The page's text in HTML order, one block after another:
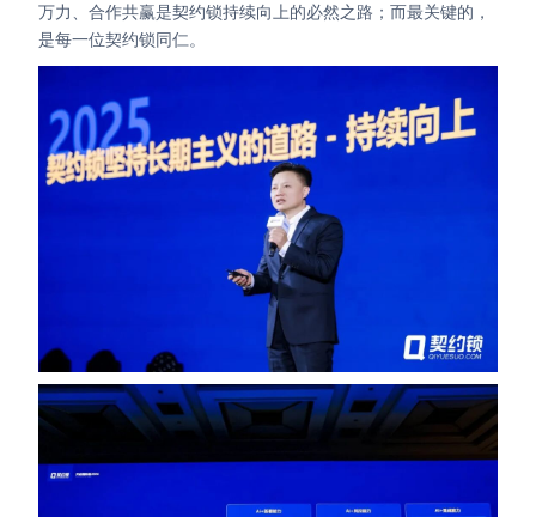
万力、合作共赢是契约锁持续向上的必然之路；而最关键的，
是每一位契约锁同仁。